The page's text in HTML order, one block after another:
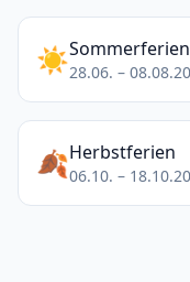
☀️Sommerferien
28.06. –
🍂Herbstferien
06.10. –